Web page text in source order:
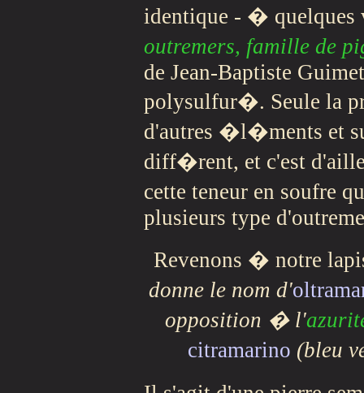
identique - �
outremers, famille de
de Jean-Baptiste
polysulfur�. Seule la
d'autres �l�ments et
diff�rent, et c'est
cette teneur en soufre
plusieurs type
Revenons � notre
donne le nom d'
opposition � l'
citramarino (bleu